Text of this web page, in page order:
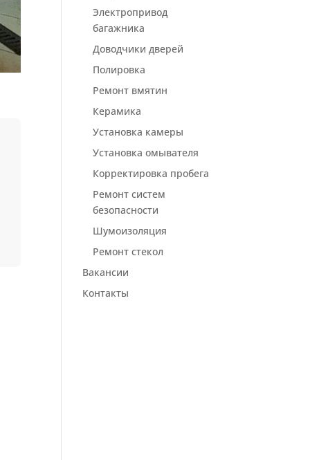
Электропривод
багажника
Доводчики дверей
Полировка
Ремонт вмятин
Керамика
Установка камеры
Установка омывателя
Корректировка пробега
Ремонт систем
безопасности
Шумоизоляция
Ремонт стекол
Вакансии
Контакты